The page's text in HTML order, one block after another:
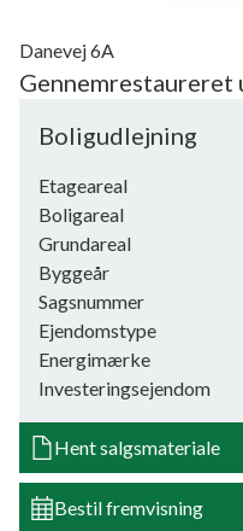
Danevej 6A
Gennemrestaureret
pudset og malet murværk i beige
øst og vest.
Der er to stk. tovær. lejligheder i
Bondehus termovinduer i
Lille kælder på 21 kvm.
Stort udhus på 56 kvm.
Huslejen er incl. forbrug af vand-
fa. Palle Mørch. El betales a/c til
Boligudlejning
Etageareal
Boligareal
Grundareal
Byggeår
Sagsnummer
Ejendomstype
Energimærke
Investeringsejendom
Hent salgsmateriale
Bestil fremvisning